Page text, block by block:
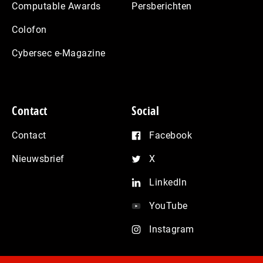
Computable Awards
Colofon
Cybersec e-Magazine
Persberichten
Contact
Contact
Nieuwsbrief
Social
Facebook
X
LinkedIn
YouTube
Instagram